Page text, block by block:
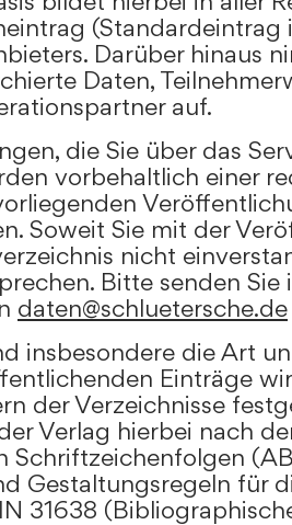
(Standardeintrag
Darüber hinaus
Daten,
auf.
die Sie über das
vorbehaltlich einer
Soweit Sie mit der
nicht
Bitte senden Sie
daten@schluetersche.de
insbesondere die Art
Einträge
der Verzeichnisse
Verlag hierbei nach
Schriftzeichenfolgen
Gestaltungsregeln für
31638